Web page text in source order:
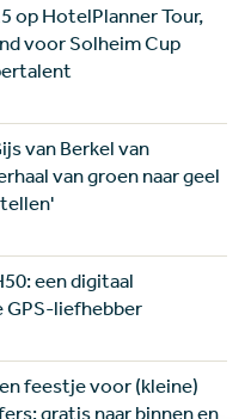
op HotelPlanner Tour,
voor Solheim Cup
van Berkel van
van groen naar geel
een digitaal
GPS-liefhebber
feestje voor (kleine)
gratis naar binnen en